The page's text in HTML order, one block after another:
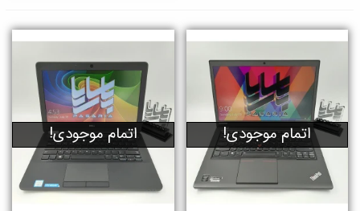
اتمام موجودی! اتمام موجودی!